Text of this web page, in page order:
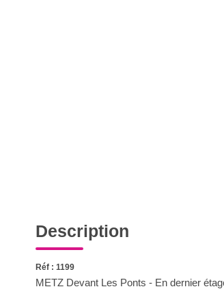
Description
Réf : 1199
METZ Devant Les Ponts - En dernier